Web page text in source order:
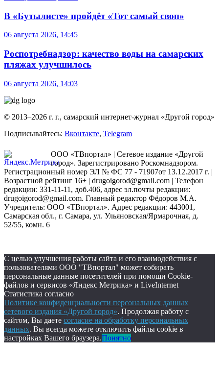
В «Бутылисте» пройдёт «Тот самый своп»
06 августа 2026, 14:45
Роспотребнадзор: качество воды на самарских
пляжах улучшилось
06 августа 2026, 14:03
© 2013–2026 г. г., самарский интернет-журнал «Другой город»
Подписывайтесь: Вконтакте, Telegram
ООО «ТВпортал» | Сетевое издание «Другой
город». Зарегистрировано Роскомнадзором.
Регистрационный номер ЭЛ № ФС 77 - 71907от 13.12.2017 г. |
Возрастной рейтинг 16+ | drugoigorod@gmail.com | Телефон
редакции: 331-11-11, доб.406, адрес эл.почты редакции:
drugoigorod@gmail.com. Главный редактор Фёдоров М.А.
Учредитель: ООО «ТВпортал». Адрес редакции: 443001,
Самарская обл., г. Самара, ул. Ульяновская/Ярмарочная, д.
52/55, комн. 6
С целью улучшения работы сайта и его взаимодействия с
пользователями ООО "ТВпортал" может собирать
персональные данные посетителей при помощи Cookie-
файлов и сервисов «Яндекс Метрика» и LiveInternet
Статистика согласно
Политике конфиденциальности персональных данных
сетевого издания «Другой город». Продолжая работу с
сайтом, Вы даете согласие на обработку персональных
данных. Вы всегда можете отключить файлы cookie в
настройках Вашего браузера.Понятно